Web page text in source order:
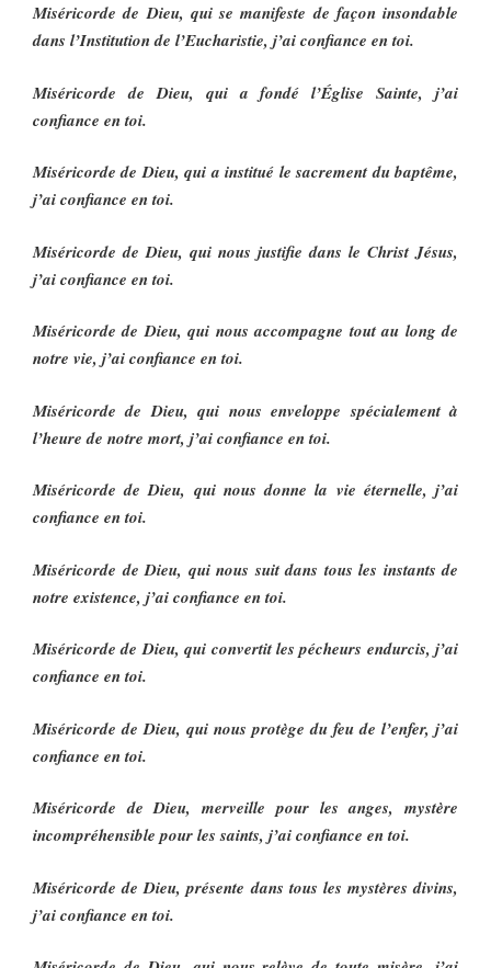
Miséricorde de Dieu, qui se manifeste de façon insondable
dans l’Institution de l’Eucharistie, j’ai confiance en toi.
Miséricorde de Dieu, qui a fondé l’Église Sainte, j’ai
confiance en toi.
Miséricorde de Dieu, qui a institué le sacrement du baptême,
j’ai confiance en toi.
Miséricorde de Dieu, qui nous justifie dans le Christ Jésus,
j’ai confiance en toi.
Miséricorde de Dieu, qui nous accompagne tout au long de
notre vie, j’ai confiance en toi.
Miséricorde de Dieu, qui nous enveloppe spécialement à
l’heure de notre mort, j’ai confiance en toi.
Miséricorde de Dieu, qui nous donne la vie éternelle, j’ai
confiance en toi.
Miséricorde de Dieu, qui nous suit dans tous les instants de
notre existence, j’ai confiance en toi.
Miséricorde de Dieu, qui convertit les pécheurs endurcis, j’ai
confiance en toi.
Miséricorde de Dieu, qui nous protège du feu de l’enfer, j’ai
confiance en toi.
Miséricorde de Dieu, merveille pour les anges, mystère
incompréhensible pour les saints, j’ai confiance en toi.
Miséricorde de Dieu, présente dans tous les mystères divins,
j’ai confiance en toi.